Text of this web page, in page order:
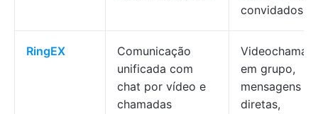
convidados
RingEX
Comunicação
unificada com
chat por vídeo e
chamadas
em grupo,
mensagens
diretas,